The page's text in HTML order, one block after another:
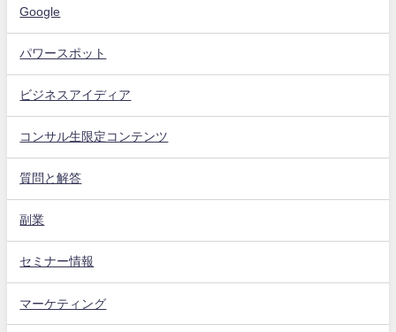
Google
パワースポット
ビジネスアイディア
コンサル生限定コンテンツ
質問と解答
副業
セミナー情報
マーケティング